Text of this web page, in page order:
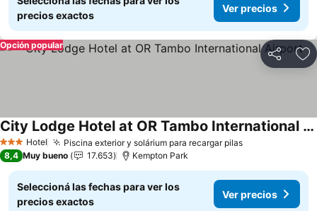
precios exactos
Ver precios
Compartir
Opción popular
3 Estrellas
Hotel Piscina exterior y solárium para recargar pilasVer precios
City Lodge Hotel at OR Tambo International Airport
Ver precios
8,4 Muy bueno 17.653 Kempton Park
Seleccioná las fechas para ver los
precios exactos
Ver precios